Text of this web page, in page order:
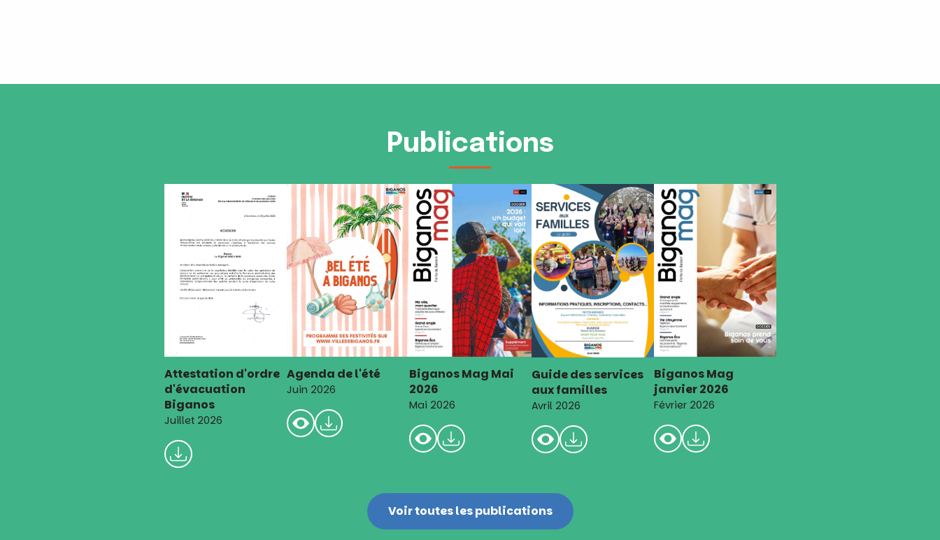
Publications
Attestation d'ordre
d'évacuation
Biganos
Juillet 2026
Agenda de l'été
Juin 2026
Biganos Mag Mai
2026
Mai 2026
Guide des services
aux familles
Avril 2026
Biganos Mag
janvier 2026
Février 2026
Voir toutes les publications